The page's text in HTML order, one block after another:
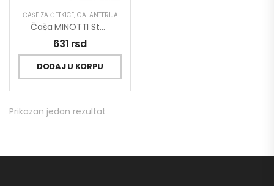
ČAŠE ZA ČETKICE, GALANTERIJA
Čaša MINOTTI Stojeća
631 rsd
DODAJ U KORPU
Prikazan jedan rezultat